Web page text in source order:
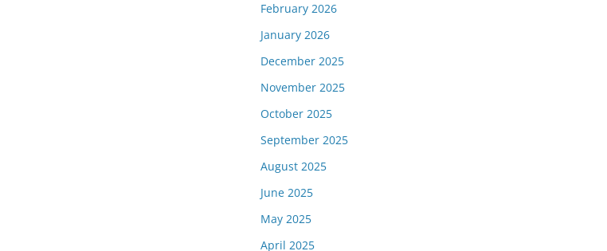
February 2026
January 2026
December 2025
November 2025
October 2025
September 2025
August 2025
June 2025
May 2025
April 2025